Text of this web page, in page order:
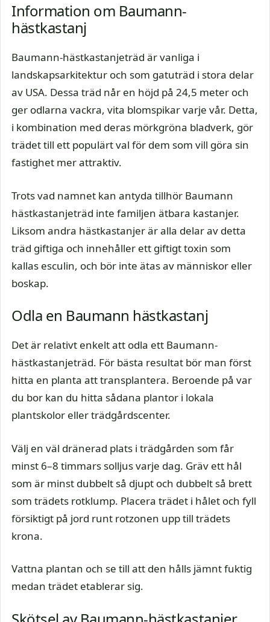
Information om Baumann-
hästkastanj
Baumann-hästkastanjeträd är vanliga i
landskapsarkitektur och som gatuträd i stora delar
av USA. Dessa träd når en höjd på 24,5 meter och
ger odlarna vackra, vita blomspikar varje vår. Detta,
i kombination med deras mörkgröna bladverk, gör
trädet till ett populärt val för dem som vill göra sin
fastighet mer attraktiv.
Trots vad namnet kan antyda tillhör Baumann
hästkastanjeträd inte familjen ätbara kastanjer.
Liksom andra hästkastanjer är alla delar av detta
träd giftiga och innehåller ett giftigt toxin som
kallas esculin, och bör inte ätas av människor eller
boskap.
Odla en Baumann hästkastanj
Det är relativt enkelt att odla ett Baumann-
hästkastanjeträd. För bästa resultat bör man först
hitta en planta att transplantera. Beroende på var
du bor kan du hitta sådana plantor i lokala
plantskolor eller trädgårdscenter.
Välj en väl dränerad plats i trädgården som får
minst 6–8 timmars solljus varje dag. Gräv ett hål
som är minst dubbelt så djupt och dubbelt så brett
som trädets rotklump. Placera trädet i hålet och fyll
försiktigt på jord runt rotzonen upp till trädets
krona.
Vattna plantan och se till att den hålls jämnt fuktig
medan trädet etablerar sig.